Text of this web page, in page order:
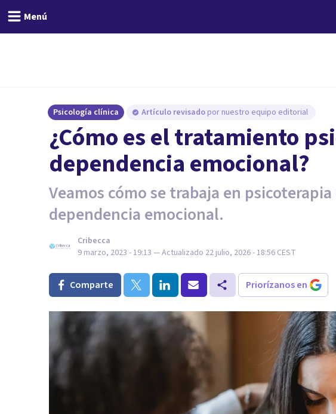
Menú
Psicología clínica Artículo revisado por nuestro equipo editorial
¿Cómo es el tratamiento
dependencia emocional?
Veamos cómo se trabaja en
dependencia emocional.
Cribecca
9 marzo, 2023 - 19:13 — Actualizado 22 julio, 2026 - 18:56 CEST
Comparte Priorízanos en